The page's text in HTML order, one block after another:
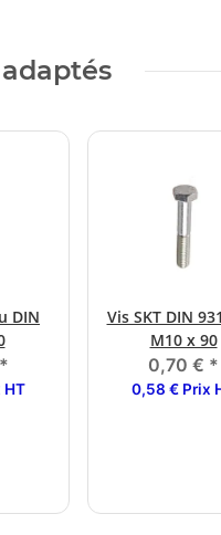
DIN
*
HT
Vis SKT DIN
M10 x 90
0,70 € *
0,58 € Prix